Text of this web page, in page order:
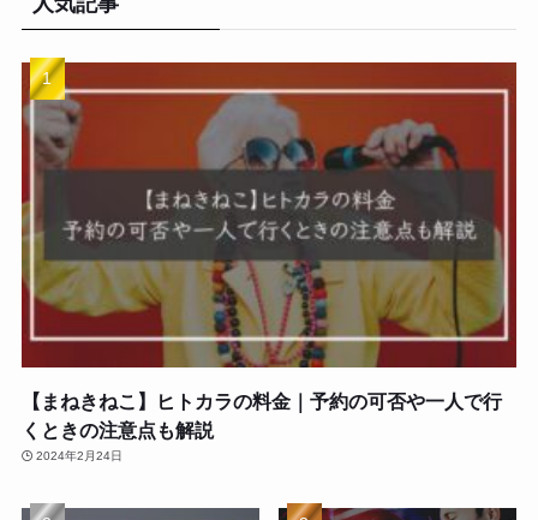
【まねきねこ】ヒトカラの料金｜予約の可否や一人で行
くときの注意点も解説
2024年2月24日